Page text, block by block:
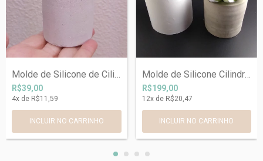
Molde de Silicone de Cilindro 5,5x 5 x 0...
R$39,00
4x de R$11,59
Molde de Silicone Cilindro 10,8x10x1,5cm...
R$199,00
12x de R$20,47